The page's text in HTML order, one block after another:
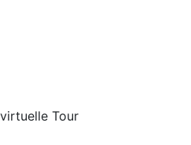
virtuelle Tour